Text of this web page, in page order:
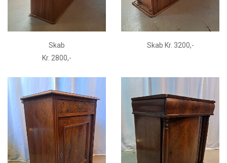
Skab
Kr. 2800,-
Skab Kr. 3200,-